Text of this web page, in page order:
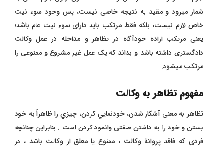
شمار میرود و مقید به نتیجه خاصی نیست، پس وجود سوء نیت
خاص لازم نیست، بلکه فقط مرتکب باید دارای سوء نیت عام باشد؛
یعنی مرتکب اراده خودآگاه در تظاهر و مداخله در عمل وکالت
دادگستری داشته باشد و بداند که یک عمل غیر مشروع و ممنوعی را
مرتکب میشود.
مفهوم تظاهر به وکالت
تظاهر به معنی آشکار شدن، خودنمايي كردن، چيزي را ظاهراً به خود
بستن و خود را به داشتن صفتی وانمود کردن است . بنابراین چنانچه
فردي كه فاقد پروانة وكالت ، ممنوع يا معلق از وكالت باشد ، در